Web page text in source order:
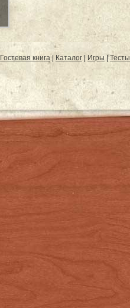
Гостевая книга | Каталог | Игры |Тесты